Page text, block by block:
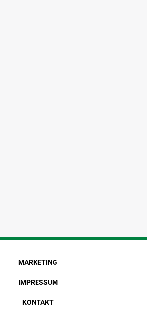
MARKETING
IMPRESSUM
KONTAKT